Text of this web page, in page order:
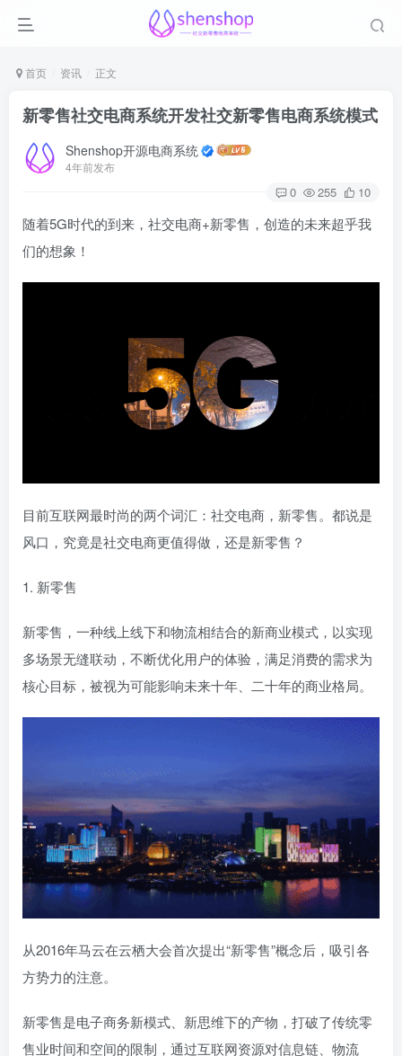
首页 资讯 正文
新零售社交电商系统开发社交新零售电商系统模式
Shenshop开源电商系统
4年前发布
0 255 10
随着5G时代的到来，社交电商+新零售，创造的未来超乎我
们的想象！
目前互联网最时尚的两个词汇：社交电商，新零售。都说是
风口，究竟是社交电商更值得做，还是新零售？
1. 新零售
新零售，一种线上线下和物流相结合的新商业模式，以实现
多场景无缝联动，不断优化用户的体验，满足消费的需求为
核心目标，被视为可能影响未来十年、二十年的商业格局。
从2016年马云在云栖大会首次提出“新零售”概念后，吸引各
方势力的注意。
新零售是电子商务新模式、新思维下的产物，打破了传统零
售业时间和空间的限制，通过互联网资源对信息链、物流